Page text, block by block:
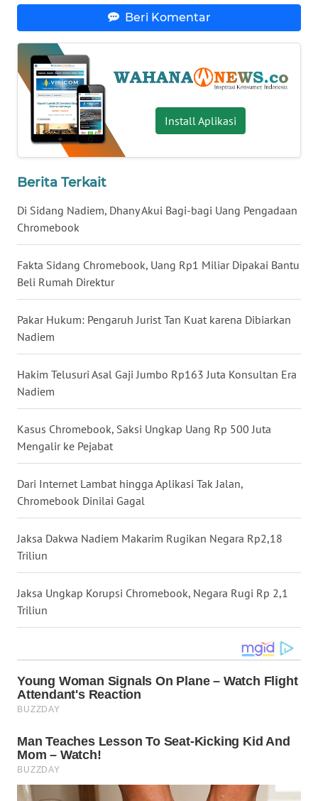
Beri Komentar
Install Aplikasi
Berita Terkait
Di Sidang Nadiem, Dhany Akui Bagi-bagi Uang Pengadaan
Chromebook
Fakta Sidang Chromebook, Uang Rp1 Miliar Dipakai Bantu
Beli Rumah Direktur
Pakar Hukum: Pengaruh Jurist Tan Kuat karena Dibiarkan
Nadiem
Hakim Telusuri Asal Gaji Jumbo Rp163 Juta Konsultan Era
Nadiem
Kasus Chromebook, Saksi Ungkap Uang Rp 500 Juta
Mengalir ke Pejabat
Dari Internet Lambat hingga Aplikasi Tak Jalan,
Chromebook Dinilai Gagal
Jaksa Dakwa Nadiem Makarim Rugikan Negara Rp2,18
Triliun
Jaksa Ungkap Korupsi Chromebook, Negara Rugi Rp 2,1
Triliun
KALTARA
WN
KALSEL
WN
KALTIM
SULSEL
WN
WN
MALUKU
WN
MALUT
WN
DAIRI
WN
DANAU
TOBA
WN
NIAS
WN
WN
TAPANULI
SELATAN
TANJUNG
LESUNG